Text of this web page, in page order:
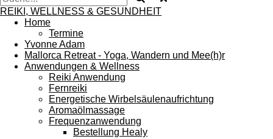
REIKI, WELLNESS & GESUNDHEIT
Home
Termine
Yvonne Adam
Mallorca Retreat - Yoga, Wandern und Mee(h)r
Anwendungen & Wellness
Reiki Anwendung
Fernreiki
Energetische Wirbelsäulenaufrichtung
Aromaölmassage
Frequenzanwendung
Bestellung Healy